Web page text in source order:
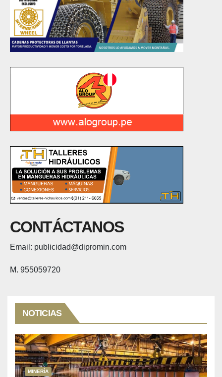
CONTÁCTANOS
Email: publicidad@dipromin.com
M. 955059720
NOTICIAS
MINERÍA